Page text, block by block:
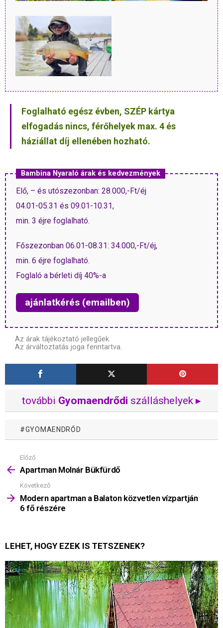
Foglalható egész évben, SZÉP kártya
elfogadás nincs, férőhelyek max. 4 és
háziállat díj ellenében hozható.
Bambina Nyaraló árak és kedvezmények
Elő, – és utószezonban: 28.000,-Ft/éj
04.01-05.31 és 09.01-10.31,
min. 3 éjre foglalható.
Főszezonban 06.01-08.31: 34.000,-Ft/éj,
min. 6 éjre foglalható.
Foglaló a bérleti díj 40%-a
ajánlatkérés (emailben)
Az árak tájékoztató jellegűek.
Az árváltoztatás joga fenntartva.
további Gyomaendrődi szálláshelyek ▸
GYOMAENDRŐD
Mutass
többet
Előző
Apartman Molnár Bükfürdő
Következő
Modern apartman a Balaton közvetlen vízpartján
6 fő részére
LEHET, HOGY EZEK IS TETSZENEK?